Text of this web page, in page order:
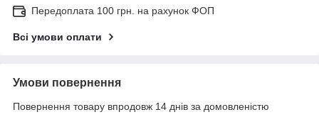
Передоплата 100 грн. на рахунок ФОП
Всі умови оплати
Умови повернення
Повернення товару впродовж 14 днів за домовленістю